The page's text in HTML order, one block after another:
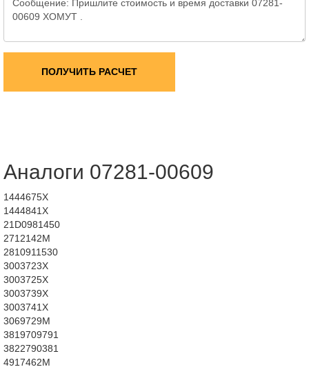
ПОЛУЧИТЬ РАСЧЕТ
Аналоги 07281-00609
1444675X
1444841X
21D0981450
2712142M
2810911530
3003723X
3003725X
3003739X
3003741X
3069729M
3819709791
3822790381
4917462M